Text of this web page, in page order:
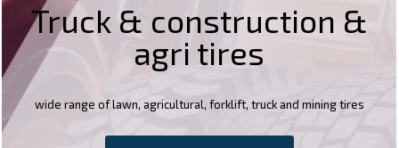
Truck & construction &
agri tires
wide range of lawn, agricultural, forklift, truck and mining tires